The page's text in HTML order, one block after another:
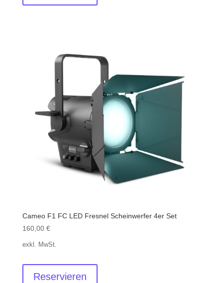
Cameo F1 FC LED Fresnel Scheinwerfer 4er Set
160,00 €
exkl. MwSt.
Reservieren